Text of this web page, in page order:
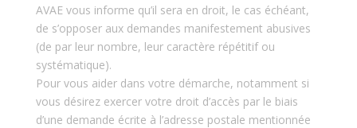
AVAE vous informe qu’il sera en droit, le cas échéant,
de s’opposer aux demandes manifestement abusives
(de par leur nombre, leur caractère répétitif ou
systématique).
Pour vous aider dans votre démarche, notamment si
vous désirez exercer votre droit d’accès par le biais
d’une demande écrite à l’adresse postale mentionnée